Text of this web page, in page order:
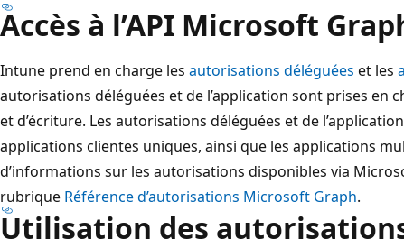
Accès à l’API Microsoft
Intune prend en charge les autorisations déléguées et les
autorisations déléguées et de l’application sont prises en
et d’écriture. Les autorisations déléguées et de
applications clientes uniques, ainsi que les applications
d’informations sur les autorisations disponibles via
rubrique Référence d’autorisations Microsoft Graph.
Utilisation des